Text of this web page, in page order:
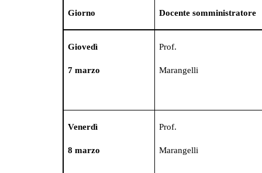
Giorno Docente somministratore
Giovedì
7 marzo
Prof.
Marangelli
Venerdì
8 marzo
Prof.
Marangelli